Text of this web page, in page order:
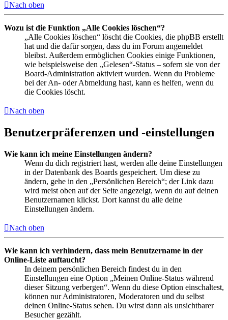
Nach oben
Wozu ist die Funktion „Alle Cookies löschen“?
„Alle Cookies löschen“ löscht die Cookies, die phpBB erstellt
hat und die dafür sorgen, dass du im Forum angemeldet
bleibst. Außerdem ermöglichen Cookies einige Funktionen,
wie beispielsweise den „Gelesen“-Status – sofern sie von der
Board-Administration aktiviert wurden. Wenn du Probleme
bei der An- oder Abmeldung hast, kann es helfen, wenn du
die Cookies löscht.
Nach oben
Benutzerpräferenzen und -einstellungen
Wie kann ich meine Einstellungen ändern?
Wenn du dich registriert hast, werden alle deine Einstellungen
in der Datenbank des Boards gespeichert. Um diese zu
ändern, gehe in den „Persönlichen Bereich“; der Link dazu
wird meist oben auf der Seite angezeigt, wenn du auf deinen
Benutzernamen klickst. Dort kannst du alle deine
Einstellungen ändern.
Nach oben
Wie kann ich verhindern, dass mein Benutzername in der
Online-Liste auftaucht?
In deinem persönlichen Bereich findest du in den
Einstellungen eine Option „Meinen Online-Status während
dieser Sitzung verbergen“. Wenn du diese Option einschaltest,
können nur Administratoren, Moderatoren und du selbst
deinen Online-Status sehen. Du wirst dann als unsichtbarer
Besucher gezählt.